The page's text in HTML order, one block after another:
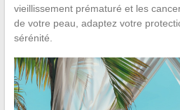
vieillissement prématuré et les
de votre peau, adaptez votre
sérénité.